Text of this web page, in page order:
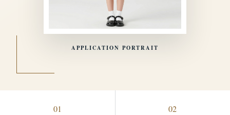
APPLICATION PORTRAIT
01 02